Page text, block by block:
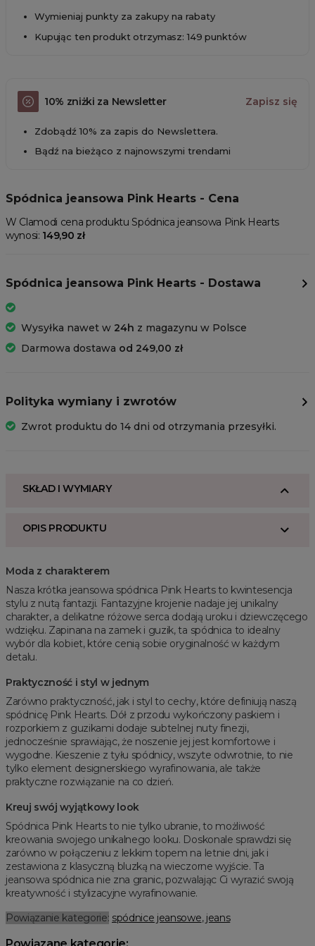
Wymieniaj punkty za zakupy na rabaty
Kupując ten produkt otrzymasz: 149 punktów
10% zniżki za Newsletter Zapisz się
Zdobądź 10% za zapis do Newslettera.
Bądź na bieżąco z najnowszymi trendami
Spódnica jeansowa Pink Hearts - Cena
W Clamodi cena produktu Spódnica jeansowa Pink Hearts
wynosi: 149,90 zł
Spódnica jeansowa Pink Hearts - Dostawa
Wysyłka nawet w 24h z magazynu w Polsce
Darmowa dostawa od 249,00 zł
Polityka wymiany i zwrotów
Zwrot produktu do 14 dni od otrzymania przesyłki.
SKŁAD I WYMIARY
OPIS PRODUKTU
Moda z charakterem
Nasza krótka jeansowa spódnica Pink Hearts to kwintesencja
stylu z nutą fantazji. Fantazyjne krojenie nadaje jej unikalny
charakter, a delikatne różowe serca dodają uroku i dziewczęcego
wdzięku. Zapinana na zamek i guzik, ta spódnica to idealny
wybór dla kobiet, które cenią sobie oryginalność w każdym
detalu.
Praktyczność i styl w jednym
Zarówno praktyczność, jak i styl to cechy, które definiują naszą
spódnicę Pink Hearts. Dół z przodu wykończony paskiem i
rozporkiem z guzikami dodaje subtelnej nuty finezji,
jednocześnie sprawiając, że noszenie jej jest komfortowe i
wygodne. Kieszenie z tyłu spódnicy, wszyte odwrotnie, to nie
tylko element designerskiego wyrafinowania, ale także
praktyczne rozwiązanie na co dzień.
Kreuj swój wyjątkowy look
Spódnica Pink Hearts to nie tylko ubranie, to możliwość
kreowania swojego unikalnego looku. Doskonale sprawdzi się
zarówno w połączeniu z lekkim topem na letnie dni, jak i
zestawiona z klasyczną bluzką na wieczorne wyjście. Ta
jeansowa spódnica nie zna granic, pozwalając Ci wyrazić swoją
kreatywność i stylizacyjne wyrafinowanie.
Powiązanie kategorie: spódnice jeansowe, jeans